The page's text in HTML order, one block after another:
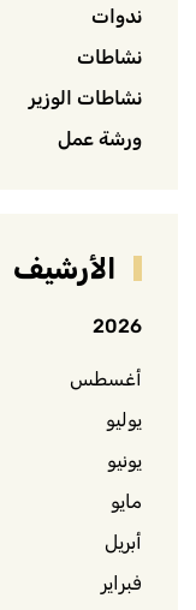
ندوات
نشاطات
نشاطات الوزير
ورشة عمل
الأرشيف
2026
أغسطس
يوليو
يونيو
مايو
أبريل
فبراير